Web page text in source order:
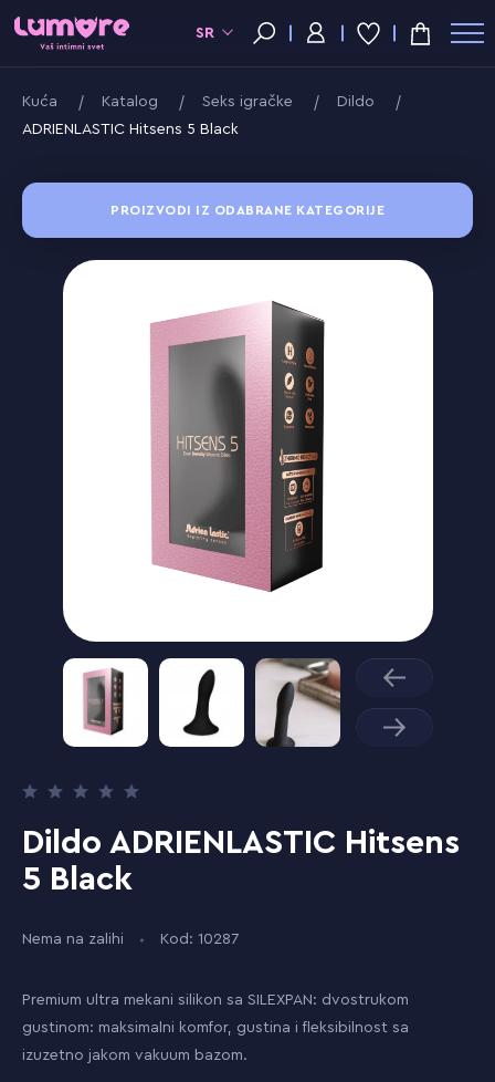
SR
Kuća Katalog Seks igračke
Dildo
ADRIENLASTIC Hitsens 5 Black
PROIZVODI IZ ODABRANE KATEGORIJE
Dildo ADRIENLASTIC Hitsens
5 Black
Nema na zalihi Kod: 10287
Premium ultra mekani silikon sa SILEXPAN: dvostrukom
gustinom: maksimalni komfor, gustina i fleksibilnost sa
izuzetno jakom vakuum bazom.